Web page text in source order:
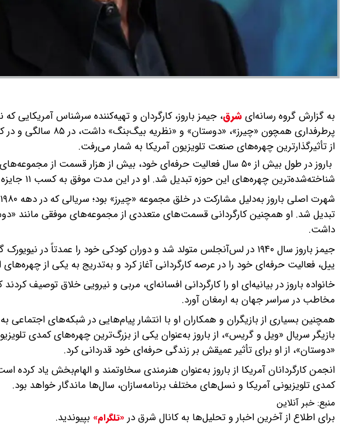
به گزارش گروه رسانه‌ایشرق، جیمز باروز، کارگردان و تهیه‌کننده سرشناس
پرطرفداری همچون
از تأثیرگذارترین چهره‌های صنعت تلویزیون آمریکا به شمار می‌رفت.
باروز در طول بیش از ۵۰ سال فعالیت حرفه‌ای خود، بیش از هزار قسمت از
شناخته‌شده‌ترین چهره‌های این حوزه تبدیل شد. او در این مدت موفق به کسب ۱۱ جایزه امی و پنج جایزه انجمن کارگردانان آمریکا شد.
تبدیل شد. او همچنین کارگردانی قسمت‌های متعددی از مجموعه‌های موفقی مانند
داشت.
جیمز باروز سال ۱۹۴۰ در لس‌آنجلس متولد شد و دوران کودکی خود را عمدتاً
ییل، فعالیت حرفه‌ای خود را در عرصه کارگردانی آغاز کرد و به‌تدریج به یکی از چهره‌های
خانواده باروز در بیانیه‌ای او را کارگردانی افسانه‌ای، مربی و نیرویی خلاق توصیف
مخاطب در سراسر جهان به ارمغان آورد.
همچنین بسیاری از بازیگران و همکاران او با انتشار پیام‌هایی در شبکه‌های
بازیگر سریال «ویل و گریس»، از باروز به‌عنوان یکی از بزرگ‌ترین چهره‌های کمدی
«دوستان»، از او برای تأثیر عمیقش بر زندگی حرفه‌ای خود قدردانی کرد.
انجمن کارگردانان آمریکا از باروز به‌عنوان هنرمندی سخاوتمند و الهام‌بخش یاد کرده
کمدی تلویزیونی آمریکا و نسل‌های مختلف برنامه‌سازان، سال‌ها ماندگار خواهد بود.
منبع: خبر آنلاین
برای اطلاع از آخرین اخبار و تحلیل‌ها به کانال شرق در «تلگرام» بپیوندید.